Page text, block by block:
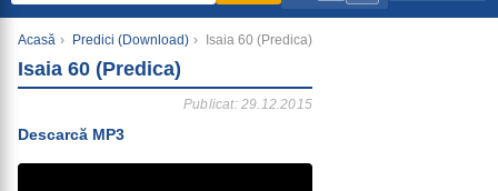
Acasă › Predici (Download) › Isaia 60 (Predica)
Isaia 60 (Predica)
Publicat: 29.12.2015
Descarcă MP3